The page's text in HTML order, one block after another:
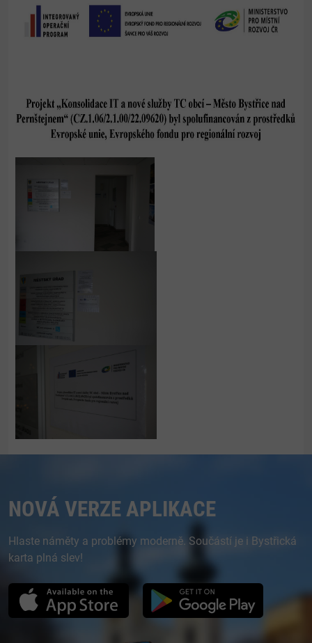
NOVÁ VERZE APLIKACE
Hlaste náměty a problémy moderně. Součástí je i Bystřická
karta plná slev!